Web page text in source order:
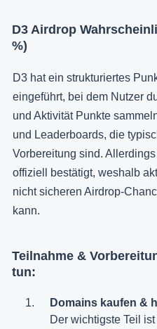
D3 Airdrop
%)
D3 hat ein strukturiertes
eingeführt, bei dem Nutzer
und Aktivität Punkte
und Leaderboards, die
Vorbereitung sind.
offiziell bestätigt, weshalb
nicht sicheren Airdrop-
kann.
Teilnahme &
tun:
Domains kaufen &
Der wichtigste Teil